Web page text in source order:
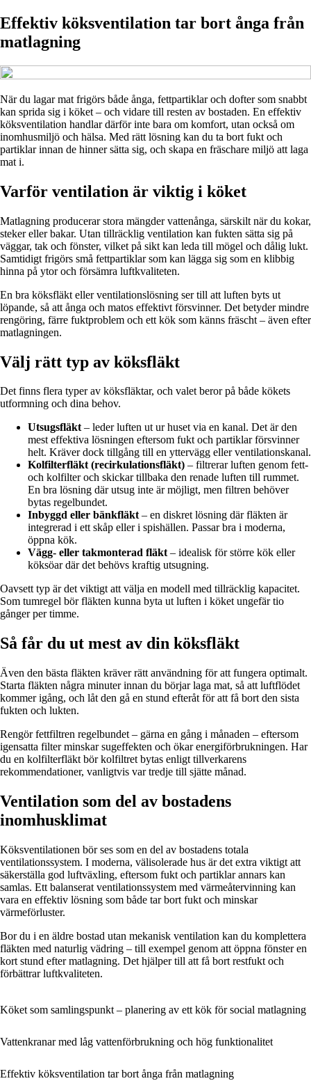
Effektiv köksventilation tar bort ånga från
matlagning
När du lagar mat frigörs både ånga, fettpartiklar och dofter som snabbt
kan sprida sig i köket – och vidare till resten av bostaden. En effektiv
köksventilation handlar därför inte bara om komfort, utan också om
inomhusmiljö och hälsa. Med rätt lösning kan du ta bort fukt och
partiklar innan de hinner sätta sig, och skapa en fräschare miljö att laga
mat i.
Varför ventilation är viktig i köket
Matlagning producerar stora mängder vattenånga, särskilt när du kokar,
steker eller bakar. Utan tillräcklig ventilation kan fukten sätta sig på
väggar, tak och fönster, vilket på sikt kan leda till mögel och dålig lukt.
Samtidigt frigörs små fettpartiklar som kan lägga sig som en klibbig
hinna på ytor och försämra luftkvaliteten.
En bra köksfläkt eller ventilationslösning ser till att luften byts ut
löpande, så att ånga och matos effektivt försvinner. Det betyder mindre
rengöring, färre fuktproblem och ett kök som känns fräscht – även efter
matlagningen.
Välj rätt typ av köksfläkt
Det finns flera typer av köksfläktar, och valet beror på både kökets
utformning och dina behov.
Utsugsfläkt– leder luften ut ur huset via en kanal. Det är den
mest effektiva lösningen eftersom fukt och partiklar försvinner
helt. Kräver dock tillgång till en yttervägg eller ventilationskanal.
Kolfilterfläkt (recirkulationsfläkt) – filtrerar luften genom fett-
och kolfilter och skickar tillbaka den renade luften till rummet.
En bra lösning där utsug inte är möjligt, men filtren behöver
bytas regelbundet.
Inbyggd eller bänkfläkt– en diskret lösning där fläkten är
integrerad i ett skåp eller i spishällen. Passar bra i moderna,
öppna kök.
Vägg- eller takmonterad fläkt– idealisk för större kök eller
köksöar där det behövs kraftig utsugning.
Oavsett typ är det viktigt att välja en modell med tillräcklig kapacitet.
Som tumregel bör fläkten kunna byta ut luften i köket ungefär tio
gånger per timme.
Så får du ut mest av din köksfläkt
Även den bästa fläkten kräver rätt användning för att fungera optimalt.
Starta fläkten några minuter innan du börjar laga mat, så att luftflödet
kommer igång, och låt den gå en stund efteråt för att få bort den sista
fukten och lukten.
Rengör fettfiltren regelbundet – gärna en gång i månaden – eftersom
igensatta filter minskar sugeffekten och ökar energiförbrukningen. Har
du en kolfilterfläkt bör kolfiltret bytas enligt tillverkarens
rekommendationer, vanligtvis var tredje till sjätte månad.
Ventilation som del av bostadens
inomhusklimat
Köksventilationen bör ses som en del av bostadens totala
ventilationssystem. I moderna, välisolerade hus är det extra viktigt att
säkerställa god luftväxling, eftersom fukt och partiklar annars kan
samlas. Ett balanserat ventilationssystem med värmeåtervinning kan
vara en effektiv lösning som både tar bort fukt och minskar
värmeförluster.
Bor du i en äldre bostad utan mekanisk ventilation kan du komplettera
fläkten med naturlig vädring – till exempel genom att öppna fönster en
kort stund efter matlagning. Det hjälper till att få bort restfukt och
förbättrar luftkvaliteten.
Köket som samlingspunkt – planering av ett kök för social matlagning
Vattenkranar med låg vattenförbrukning och hög funktionalitet
Effektiv köksventilation tar bort ånga från matlagning